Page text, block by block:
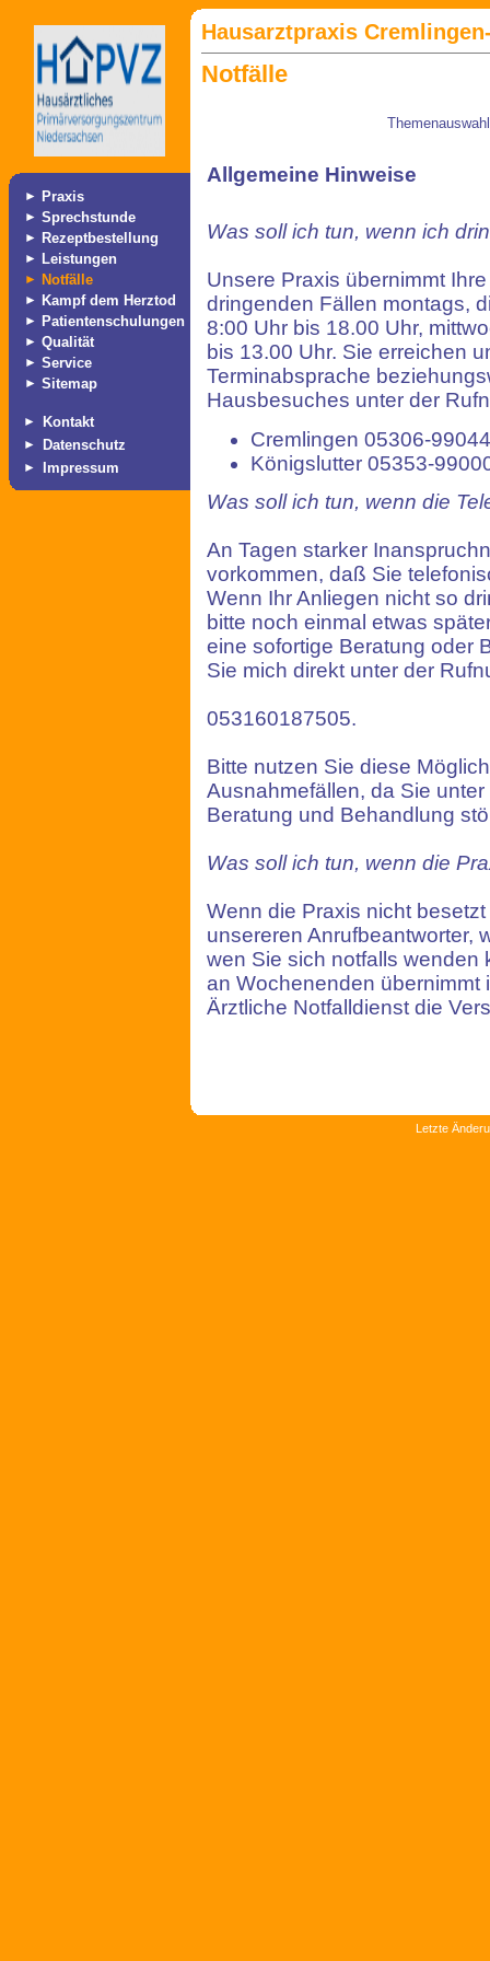
► Praxis
► Sprechstunde
► Rezeptbestellung
► Leistungen
► Notfälle
► Kampf dem Herztod
► Patientenschulungen
► Qualität
► Service
► Sitemap
► Kontakt
► Datenschutz
► Impressum
Hausarztpraxis
Notfälle
Allgemeine Hinweise
Was soll ich tun, wenn ich
Unsere Praxis übernimmt
dringenden Fällen montags,
8:00 Uhr bis 18.00 Uhr,
bis 13.00 Uhr. Sie erreichen
Terminabsprache
Hausbesuches unter der
Cremlingen 05306-
Königslutter 05353-
Was soll ich tun, wenn die
An Tagen starker
vorkommen, daß Sie
Wenn Ihr Anliegen nicht so
bitte noch einmal etwas
eine sofortige Beratung oder
Sie mich direkt unter der
053160187505.
Bitte nutzen Sie diese
Ausnahmefällen, da Sie
Beratung und Behandlung
Was soll ich tun, wenn die
Wenn die Praxis nicht
unsereren Anrufbeantworter,
wen Sie sich notfalls
an Wochenenden übernimmt
Ärztliche Notfalldienst die
Letzte